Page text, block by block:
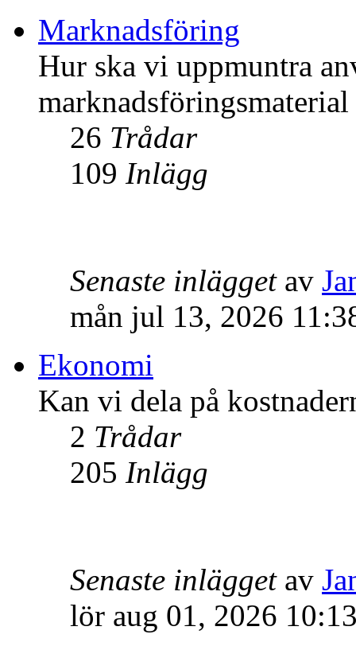
Marknadsföring
Hur ska vi uppmuntra
26 Trådar
109 Inlägg
Senaste inläggetav
mån jul 13, 2026
Ekonomi
Kan vi dela på
2 Trådar
205 Inlägg
Senaste inläggetav
lör aug 01, 2026